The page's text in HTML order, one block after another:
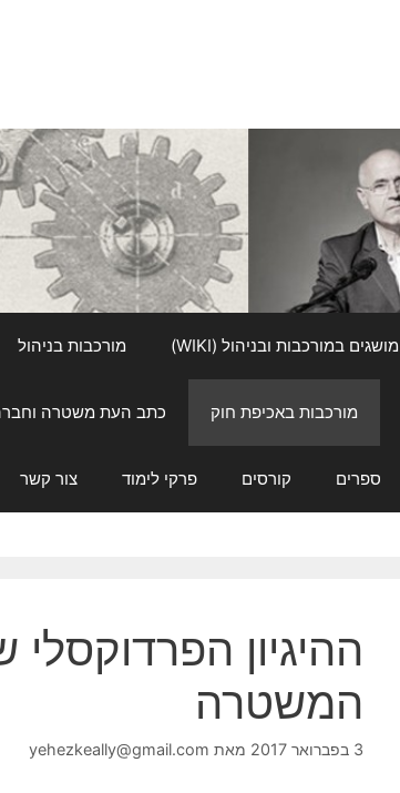
מושגים במורכבות ובניהול (WIKI) מורכבות בניהול
מורכבות באכיפת חוק כתב העת משטרה
ספרים קורסים פרקי לימוד צור קשר
ההיגיון
המשטרה
3 בפברואר 2017 מאת yehezkeally@gmail.com